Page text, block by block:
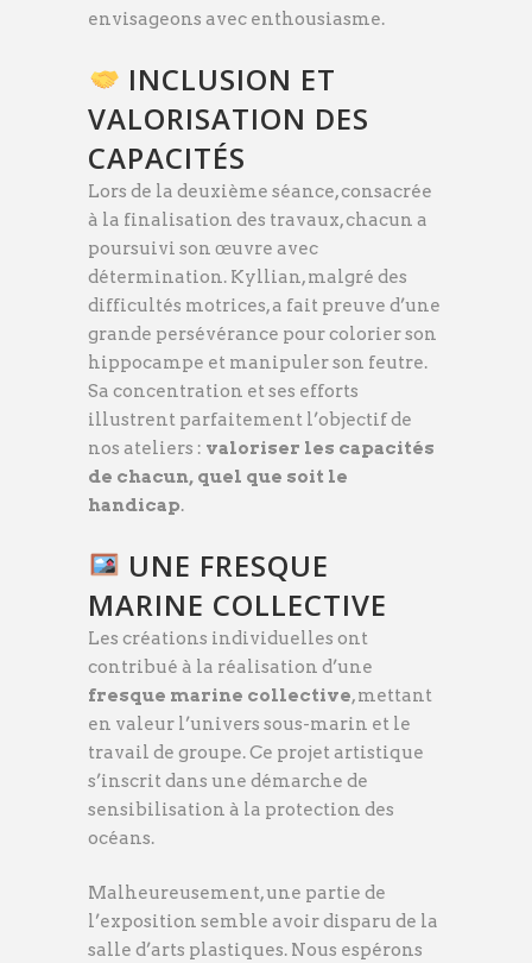
envisageons avec enthousiasme.
INCLUSION ET
VALORISATION DES
CAPACITÉS
Lors de la deuxième séance, consacrée
à la finalisation des travaux, chacun a
poursuivi son œuvre avec
détermination. Kyllian, malgré des
difficultés motrices, a fait preuve d’une
grande persévérance pour colorier son
hippocampe et manipuler son feutre.
Sa concentration et ses efforts
illustrent parfaitement l’objectif de
nos ateliers : valoriser les capacités
de chacun, quel que soit le
handicap.
UNE FRESQUE
MARINE COLLECTIVE
Les créations individuelles ont
contribué à la réalisation d’une
fresque marine collective, mettant
en valeur l’univers sous-marin et le
travail de groupe. Ce projet artistique
s’inscrit dans une démarche de
sensibilisation à la protection des
océans.
Malheureusement, une partie de
l’exposition semble avoir disparu de la
salle d’arts plastiques. Nous espérons